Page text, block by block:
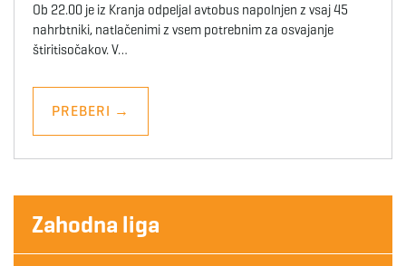
Ob 22.00 je iz Kranja odpeljal avtobus napolnjen z vsaj 45
nahrbtniki, natlačenimi z vsem potrebnim za osvajanje
štiritisočakov. V…
PREBERI →
Zahodna liga